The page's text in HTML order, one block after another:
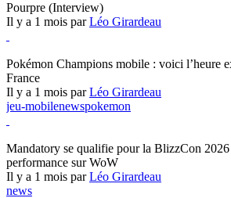
Pourpre (Interview)
Il y a 1 mois parLéo Girardeau
Pokémon Champions mobile : voici l’heure
France
Il y a 1 mois parLéo Girardeau
jeu-mobilenewspokemon
Mandatory se qualifie pour la BlizzCon 2026
performance sur WoW
Il y a 1 mois parLéo Girardeau
news